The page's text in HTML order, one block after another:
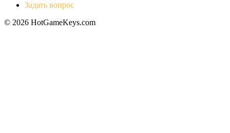
Задать вопрос
© 2026 HotGameKeys.com